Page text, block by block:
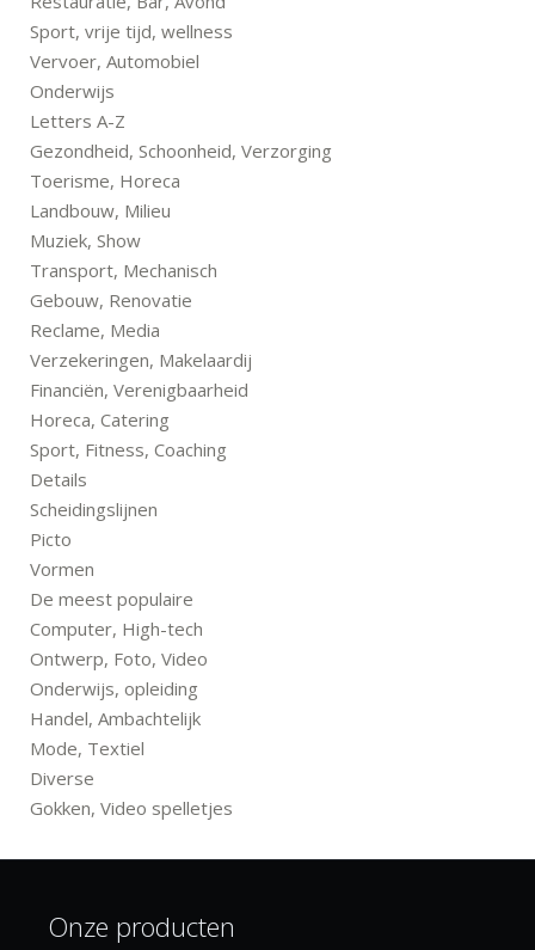
Sport, vrije tijd, wellness
Vervoer, Automobiel
Onderwijs
Letters A-Z
Gezondheid, Schoonheid, Verzorging
Toerisme, Horeca
Landbouw, Milieu
Muziek, Show
Transport, Mechanisch
Gebouw, Renovatie
Reclame, Media
Verzekeringen, Makelaardij
Financiën, Verenigbaarheid
Horeca, Catering
Sport, Fitness, Coaching
Details
Scheidingslijnen
Picto
Vormen
De meest populaire
Computer, High-tech
Ontwerp, Foto, Video
Onderwijs, opleiding
Handel, Ambachtelijk
Mode, Textiel
Diverse
Gokken, Video spelletjes
Onze producten